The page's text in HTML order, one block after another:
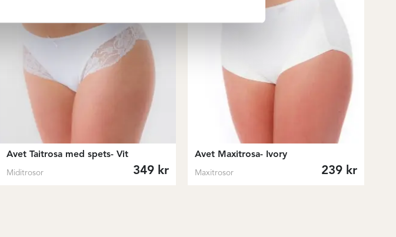
Avet Taitrosa med spets- Vit
Miditrosor 349 kr
Avet Maxitrosa- Ivory
Maxitrosor 239 kr